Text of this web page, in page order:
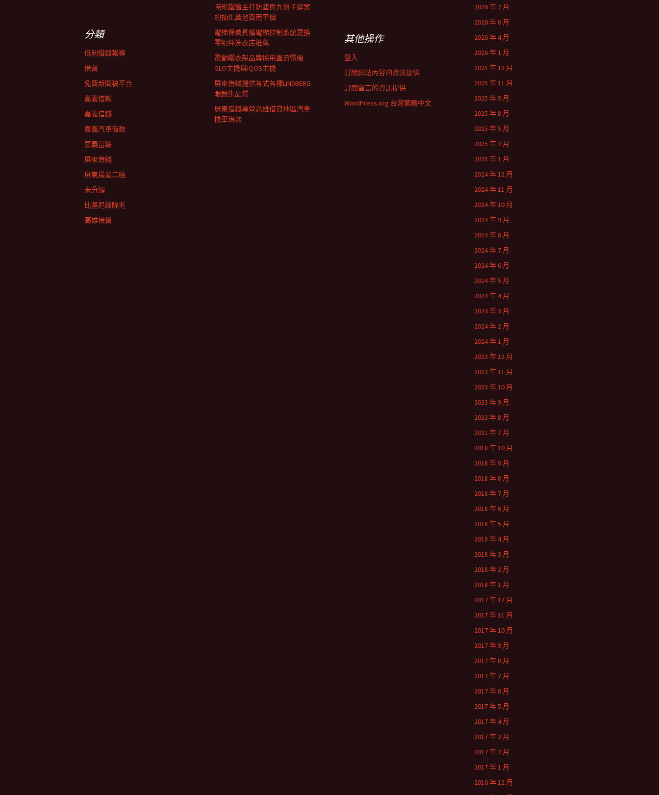
隱形鐵窗主打防墜與九份子建案
的抽化糞池費用平價
電梯保養具備電梯控制系統更換
零組件洗衣店推薦
電動曬衣架品牌採用直流電機
GLO主機與IQOS主機
屏東借錢提供各式各樣LINDBERG
眼鏡集品質
屏東借錢專營高雄借貸地區汽車
機車借款
2026 年 7 月
2026 年 6 月
2026 年 4 月
2026 年 1 月
2025 年 12 月
2025 年 11 月
2025 年 9 月
2025 年 8 月
2025 年 5 月
2025 年 2 月
2025 年 1 月
2024 年 12 月
2024 年 11 月
2024 年 10 月
2024 年 9 月
2024 年 8 月
2024 年 7 月
2024 年 6 月
2024 年 5 月
2024 年 4 月
2024 年 3 月
2024 年 2 月
2024 年 1 月
2023 年 12 月
2023 年 11 月
2023 年 10 月
2023 年 9 月
2023 年 8 月
2021 年 7 月
2018 年 10 月
2018 年 9 月
2018 年 8 月
2018 年 7 月
2018 年 6 月
2018 年 5 月
2018 年 4 月
2018 年 3 月
2018 年 2 月
2018 年 1 月
2017 年 12 月
2017 年 11 月
2017 年 10 月
2017 年 9 月
2017 年 8 月
2017 年 7 月
2017 年 6 月
2017 年 5 月
2017 年 4 月
2017 年 3 月
2017 年 2 月
2017 年 1 月
2016 年 12 月
分類
低利借錢報導
借貸
免費新聞稿平台
嘉義借款
嘉義借錢
嘉義汽車借款
嘉義當舖
屏東借錢
屏東房屋二胎
未分類
比基尼線除毛
高雄借貸
其他操作
登入
訂閱網站內容的資訊提供
訂閱留言的資訊提供
WordPress.org 台灣繁體中文